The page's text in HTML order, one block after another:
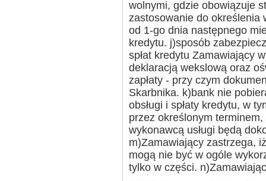
wolnymi, gdzie obowiązuje
zastosowanie do określenia
od 1-go dnia następnego
kredytu. j)sposób
spłat kredytu Zamawiający
deklaracją wekslową oraz
zapłaty - przy czym
Skarbnika. k)bank nie
obsługi i spłaty kredytu, w
przez określonym
wykonawcą usługi będą
m)Zamawiający zastrzega,
mogą nie być w ogóle
tylko w części.